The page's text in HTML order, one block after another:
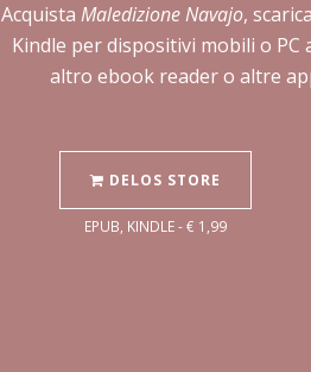
Acquista Maledizione Navajo,
Kindle per dispositivi mobili o PC
altro ebook reader o altre
DELOS STORE
EPUB, KINDLE - € 1,99